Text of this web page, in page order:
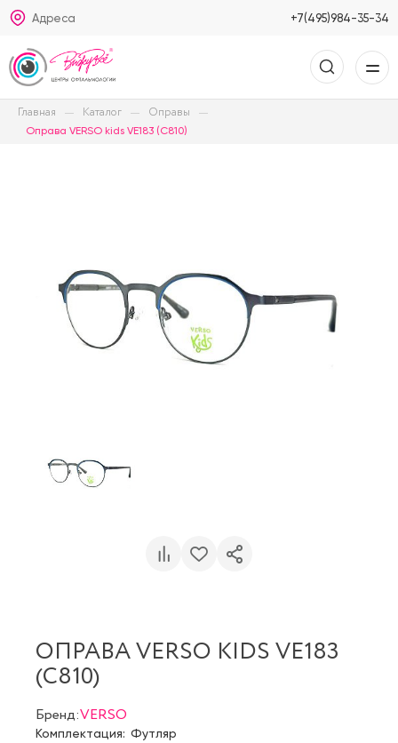
Адреса +7(495)984-35-34
Главная Каталог Оправы
Оправа VERSO kids VE183 (C810)
ОПРАВА VERSO KIDS VE183
(C810)
Бренд:VERSO
Комплектация: Футляр